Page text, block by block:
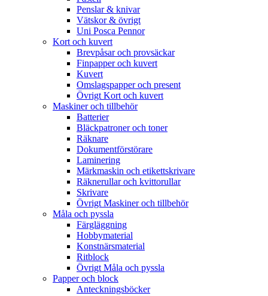
Penslar & knivar
Vätskor & övrigt
Uni Posca Pennor
Kort och kuvert
Brevpåsar och provsäckar
Finpapper och kuvert
Kuvert
Omslagspapper och present
Övrigt Kort och kuvert
Maskiner och tillbehör
Batterier
Bläckpatroner och toner
Räknare
Dokumentförstörare
Laminering
Märkmaskin och etikettskrivare
Räknerullar och kvittorullar
Skrivare
Övrigt Maskiner och tillbehör
Måla och pyssla
Färgläggning
Hobbymaterial
Konstnärsmaterial
Ritblock
Övrigt Måla och pyssla
Papper och block
Anteckningsböcker